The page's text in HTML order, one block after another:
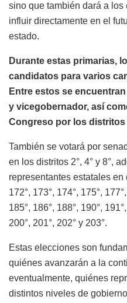
sino que también dará a
influir directamente en el
estado.
Durante estas primarias,
candidatos para varios
Entre estos se
y vicegobernador, así
Congreso por los distritos
También se votará por
en los distritos 2°, 4° y 8°,
representantes estatales en
172°, 173°, 174°, 175°,
185°, 186°, 188°, 190°,
200°, 201°, 202° y 203°.
Estas elecciones son
quiénes avanzarán a la
eventualmente, quiénes
distintos niveles de